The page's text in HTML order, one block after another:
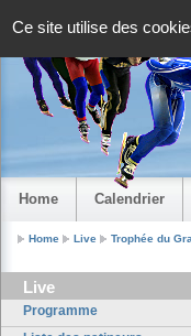
Ce site utilise des
Home Calendrier
Home Live Trophée du
Live
Programme